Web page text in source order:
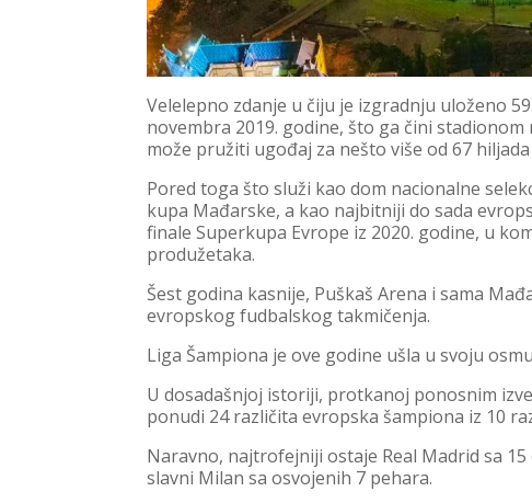
Velelepno zdanje u čiju je izgradnju uloženo
novembra 2019. godine, što ga čini
može pružiti ugođaj za nešto više od 67
Pored toga što služi kao dom nacionalne
kupa Mađarske, a kao najbitniji do sada
finale Superkupa Evrope iz 2020. godine, u
produžetaka.
Šest godina kasnije, Puškaš Arena i sama
evropskog fudbalskog takmičenja.
Liga Šampiona je ove godine ušla u svoju
U dosadašnjoj istoriji, protkanoj ponosnim
ponudi 24 različita evropska šampiona iz 10
Naravno, najtrofejniji ostaje Real Madrid sa
slavni Milan sa osvojenih 7 pehara.